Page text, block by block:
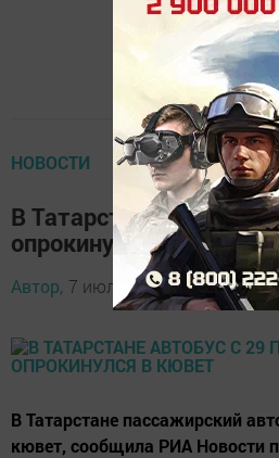
НОВОСТИ
В Татарстане автобус
опрокинулся в кювет
Автор, 7 июля 2016 - 08:36
В Татарстане пассажирский
кювет, сообщила РИА Новости